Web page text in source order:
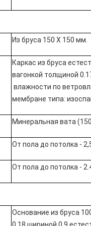
Из бруса 150 Х 150 мм.
Каркас из бруса
вагонкой толщиной
влажности по
мембране типа:
Минеральная вата
От пола до потолка -
От пола до потолка -
Основание из бруса